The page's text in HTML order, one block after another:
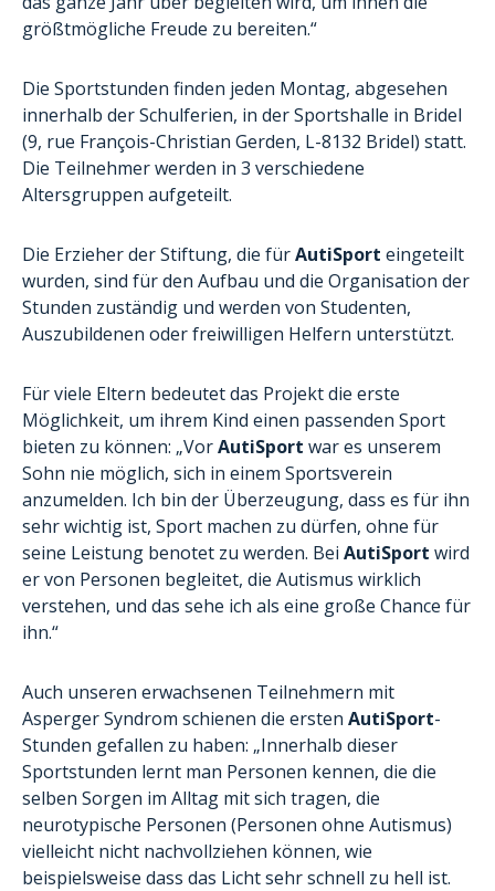
größtmögliche Freude zu bereiten.“
Die Sportstunden finden jeden Montag, abgesehen
innerhalb der Schulferien, in der Sportshalle in Bridel
(9, rue François-Christian Gerden, L-8132 Bridel) statt.
Die Teilnehmer werden in 3 verschiedene
Altersgruppen aufgeteilt.
Die Erzieher der Stiftung, die fürAutiSport eingeteilt
wurden, sind für den Aufbau und die Organisation der
Stunden zuständig und werden von Studenten,
Auszubildenen oder freiwilligen Helfern unterstützt.
Für viele Eltern bedeutet das Projekt die erste
Möglichkeit, um ihrem Kind einen passenden Sport
bieten zu können: „VorAutiSport war es unserem
Sohn nie möglich, sich in einem Sportsverein
anzumelden. Ich bin der Überzeugung, dass es für ihn
sehr wichtig ist, Sport machen zu dürfen, ohne für
seine Leistung benotet zu werden. Bei AutiSport wird
er von Personen begleitet, die Autismus wirklich
verstehen, und das sehe ich als eine große Chance für
ihn.“
Auch unseren erwachsenen Teilnehmern mit
Asperger Syndrom schienen die ersten AutiSport-
Stunden gefallen zu haben: „Innerhalb dieser
Sportstunden lernt man Personen kennen, die die
selben Sorgen im Alltag mit sich tragen, die
neurotypische Personen (Personen ohne Autismus)
vielleicht nicht nachvollziehen können, wie
beispielsweise dass das Licht sehr schnell zu hell ist.